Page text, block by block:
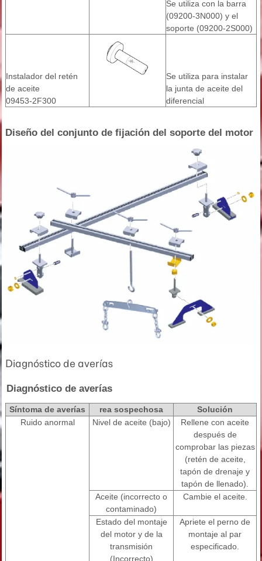
Se utiliza con la barra
(09200-3N000) y el
soporte (09200-2S000)
Instalador del retén
de aceite
09453-2F300
Se utiliza para instalar
la junta de aceite del
diferencial
Diseño del conjunto de fijación del soporte del motor
Diagnóstico de averías
Diagnóstico de averías
Síntoma de averías rea sospechosa
Solución
Ruido anormal
Nivel de aceite (bajo)
Rellene con aceite
después de
comprobar las piezas
(retén de aceite,
tapón de drenaje y
tapón de llenado).
Aceite (incorrecto o
contaminado)
Cambie el aceite.
Estado del montaje
del motor y de la
transmisión
(Incorrecto)
Apriete el perno de
montaje al par
especificado.